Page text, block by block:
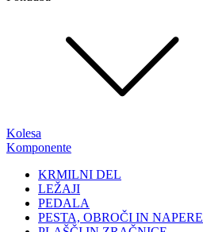
Kolesa
Komponente
KRMILNI DEL
LEŽAJI
PEDALA
PESTA, OBROČI IN NAPERE